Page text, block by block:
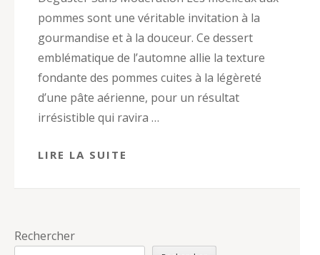
pommes sont une véritable invitation à la
gourmandise et à la douceur. Ce dessert
emblématique de l’automne allie la texture
fondante des pommes cuites à la légèreté
d’une pâte aérienne, pour un résultat
irrésistible qui ravira …
LIRE LA SUITE
Rechercher